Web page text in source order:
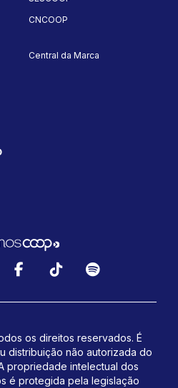
CNCOOP
Central da Marca
os direitos reservados. É
distribuição não autorizada do
propriedade intelectual dos
é protegida pela legislação